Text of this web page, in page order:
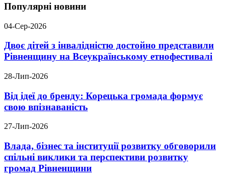
Популярні новини
04-Сер-2026
Двоє дітей з інвалідністю достойно представили
Рівненщину на Всеукраїнському етнофестивалі
28-Лип-2026
Від ідеї до бренду: Корецька громада формує
свою впізнаваність
27-Лип-2026
Влада, бізнес та інституції розвитку обговорили
спільні виклики та перспективи розвитку
громад Рівненщини